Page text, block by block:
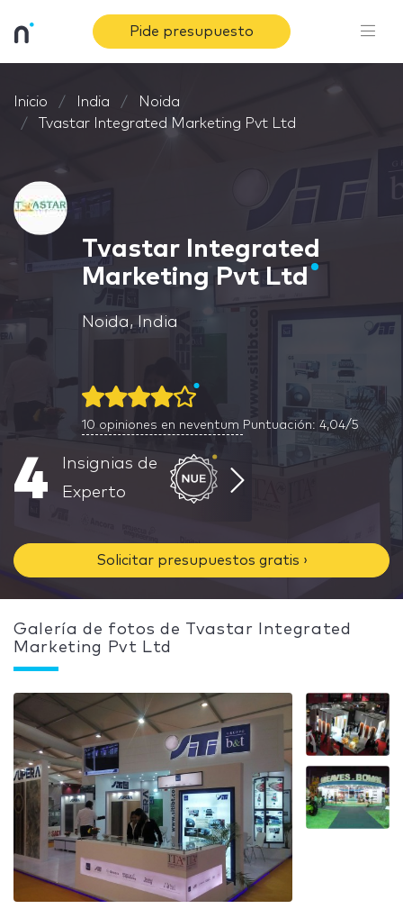
Pide presupuesto
Inicio India
Noida
Tvastar Integrated Marketing Pvt Ltd
Tvastar Integrated
Marketing Pvt Ltd
Noida, India
10 opiniones en neventum Puntuación: 4,04/5
4
Insignias de
Experto
Solicitar presupuestos gratis ›
Galería de fotos de Tvastar Integrated
Marketing Pvt Ltd